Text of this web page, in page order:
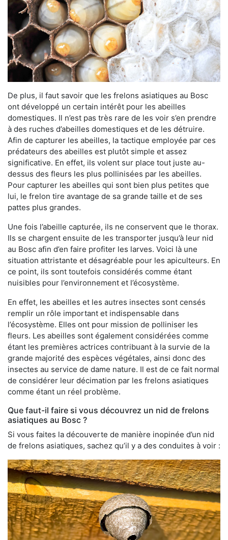
De plus, il faut savoir que les frelons asiatiques au Bosc
ont développé un certain intérêt pour les abeilles
domestiques. Il n’est pas très rare de les voir s’en prendre
à des ruches d’abeilles domestiques et de les détruire.
Afin de capturer les abeilles, la tactique employée par ces
prédateurs des abeilles est plutôt simple et assez
significative. En effet, ils volent sur place tout juste au-
dessus des fleurs les plus pollinisées par les abeilles.
Pour capturer les abeilles qui sont bien plus petites que
lui, le frelon tire avantage de sa grande taille et de ses
pattes plus grandes.
Une fois l’abeille capturée, ils ne conservent que le thorax.
Ils se chargent ensuite de les transporter jusqu’à leur nid
au Bosc afin d’en faire profiter les larves. Voici là une
situation attristante et désagréable pour les apiculteurs. En
ce point, ils sont toutefois considérés comme étant
nuisibles pour l’environnement et l’écosystème.
En effet, les abeilles et les autres insectes sont censés
remplir un rôle important et indispensable dans
l’écosystème. Elles ont pour mission de polliniser les
fleurs. Les abeilles sont également considérées comme
étant les premières actrices contribuant à la survie de la
grande majorité des espèces végétales, ainsi donc des
insectes au service de dame nature. Il est de ce fait normal
de considérer leur décimation par les frelons asiatiques
comme étant un réel problème.
Que faut-il faire si vous découvrez un nid de frelons
asiatiques au Bosc ?
Si vous faites la découverte de manière inopinée d’un nid
de frelons asiatiques, sachez qu’il y a des conduites à voir :